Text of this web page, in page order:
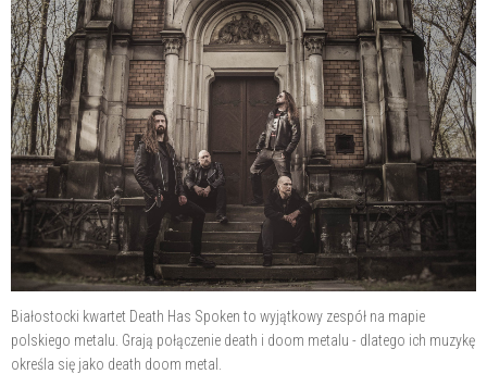
Białostocki kwartet Death Has Spoken to wyjątkowy zespół na mapie
polskiego metalu. Grają połączenie death i doom metalu - dlatego ich muzykę
określa się jako death doom metal.